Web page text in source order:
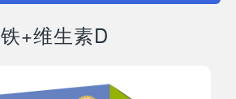
铁+维生素D